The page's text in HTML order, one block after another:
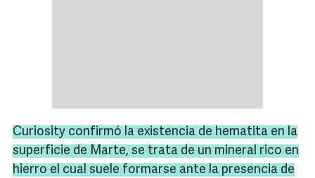
Curiosity confirmó la existencia de hematita en la
superficie de Marte, se trata de un mineral rico en
hierro el cual suele formarse ante la presencia de